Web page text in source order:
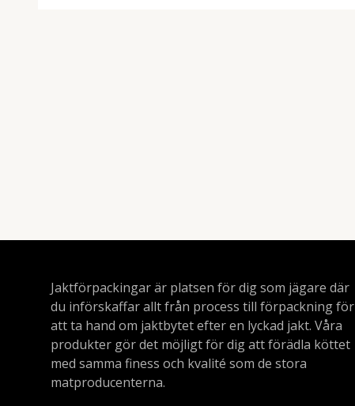
Jaktförpackingar är platsen för dig som jägare där
du införskaffar allt från process till förpackning för
att ta hand om jaktbytet efter en lyckad jakt. Våra
produkter gör det möjligt för dig att förädla köttet
med samma finess och kvalité som de stora
matproducenterna.